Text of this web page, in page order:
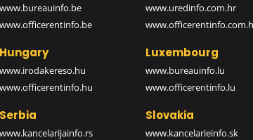
www.bureauinfo.be
www.officerentinfo.be
www.uredinfo.com.hr
Hungary
www.irodakereso.hu
www.officerentinfo.hu
Luxembourg
www.bureauinfo.lu
www.officerentinfo.lu
Serbia
www.kancelarijainfo.rs
Slovakia
www.kancelarieinfo.sk